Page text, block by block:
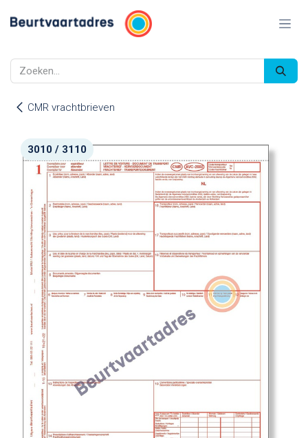
CMR vrachtbrieven
3010 / 3110